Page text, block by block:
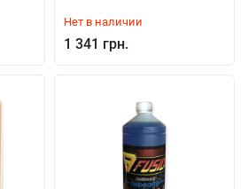
Нет в наличии
1 341 грн.